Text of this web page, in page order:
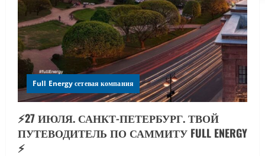
Full Energy сетевая компания
⚡️27 ИЮЛЯ. САНКТ-ПЕТЕРБУРГ. ТВОЙ
ПУТЕВОДИТЕЛЬ ПО САММИТУ FULL ENERGY
⚡️